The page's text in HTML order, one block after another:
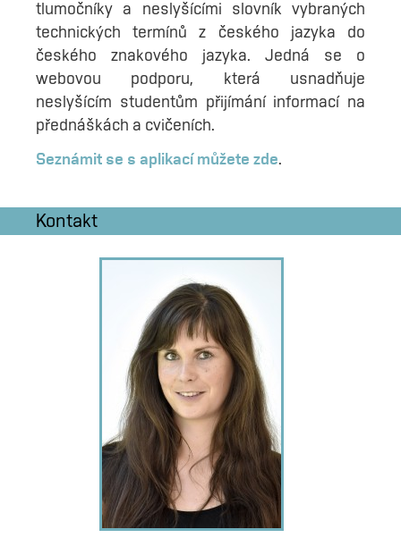
tlumočníky a neslyšícími slovník vybraných
technických termínů z českého jazyka do
českého znakového jazyka. Jedná se o
webovou podporu, která usnadňuje
neslyšícím studentům přijímání informací na
přednáškách a cvičeních.
Seznámit se s aplikací můžete zde.
Kontakt